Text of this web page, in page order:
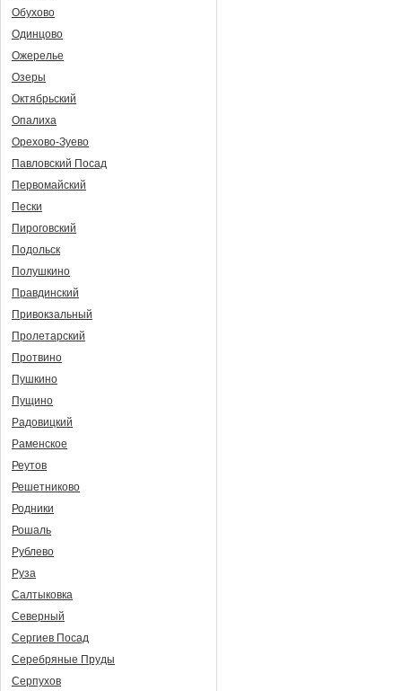
Обухово
Одинцово
Ожерелье
Озеры
Октябрьский
Опалиха
Орехово-Зуево
Павловский Посад
Первомайский
Пески
Пироговский
Подольск
Полушкино
Правдинский
Привокзальный
Пролетарский
Протвино
Пушкино
Пущино
Радовицкий
Раменское
Реутов
Решетниково
Родники
Рошаль
Рублево
Руза
Салтыковка
Северный
Сергиев Посад
Серебряные Пруды
Серпухов